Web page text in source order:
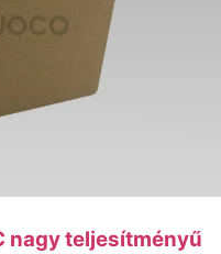
nagy teljesítményű